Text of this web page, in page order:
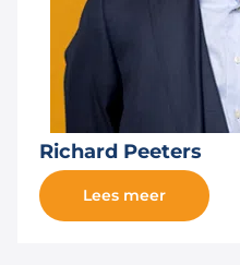
Richard Peeters
Lees meer